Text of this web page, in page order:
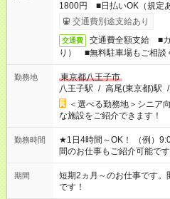
1800円 ■日払いOK（規定
交通費別途支給あり
交通費
交通費全額支給 ■
り） ■無料駐車場もご相談
勤務地
東京都八王子市
八王子駅 / 高尾(東京都)駅 /
＜選べる勤務地＞シニ
な施設をご紹介できます！
勤務時間
★1日4時間～OK！ （例）
間のお仕事もご紹介可能で
庭の都合でお休みが必要な
週最低15時間以上の勤務が
期間
短期2ヵ月～のお仕事です
です！